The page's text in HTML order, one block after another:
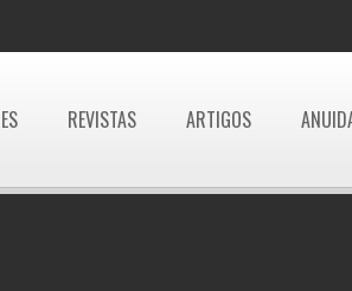
REVISTAS ARTIGOS